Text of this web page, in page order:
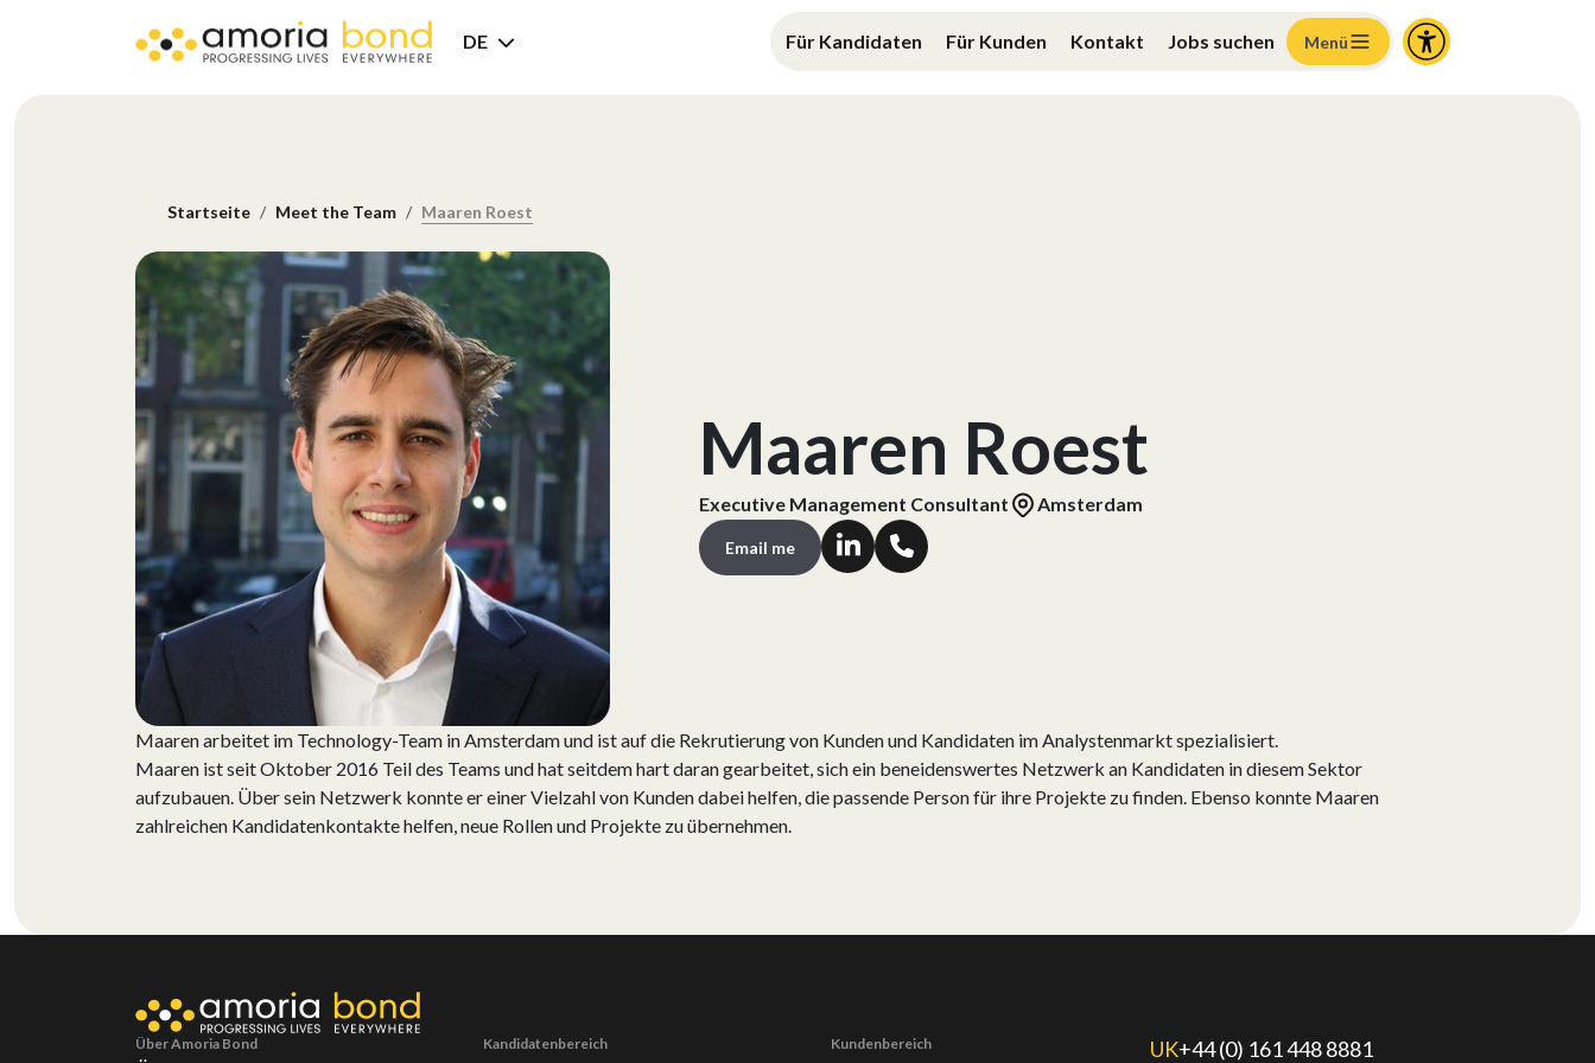
DE Für Kandidaten Für Kunden Kontakt Jobs suchen Menü
Startseite Meet the Team Maaren Roest
Maaren Roest
Executive Management Consultant Amsterdam
Email me
Maaren arbeitet im Technology-Team in Amsterdam und ist auf die Rekrutierung von Kunden und Kandidaten im Analystenmarkt spezialisiert.
Maaren ist seit Oktober 2016 Teil des Teams und hat seitdem hart daran gearbeitet, sich ein beneidenswertes Netzwerk an Kandidaten in diesem Sektor
aufzubauen. Über sein Netzwerk konnte er einer Vielzahl von Kunden dabei helfen, die passende Person für ihre Projekte zu finden. Ebenso konnte Maaren
zahlreichen Kandidatenkontakte helfen, neue Rollen und Projekte zu übernehmen.
Über Amoria Bond Kandidatenbereich Kundenbereich UK+44 (0) 161 448 8881